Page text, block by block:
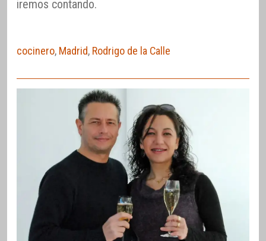
iremos contando.
cocinero, Madrid, Rodrigo de la Calle